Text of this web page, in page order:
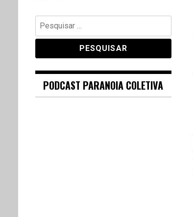
Pesquisar
por:
PODCAST PARANOIA COLETIVA